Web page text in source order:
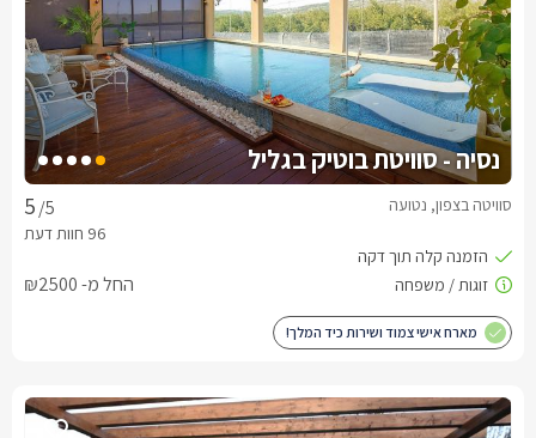
נסיה - סוויטת בוטיק בגליל
/5 סוויטה בצפון, נטועה
החל מ- ₪2500
מארח אישי צמוד ושירות כיד המלך!